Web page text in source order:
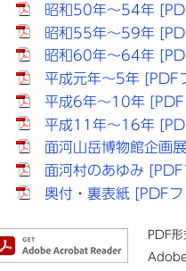
昭和50年～54年
昭和55年～59年
昭和60年～64年
平成元年～5年 [PDF
平成6年～10年
平成11年～16年
面河山岳博物館企画
面河村のあゆみ
奥付・裏表紙 [PDF
PDF
Adobe